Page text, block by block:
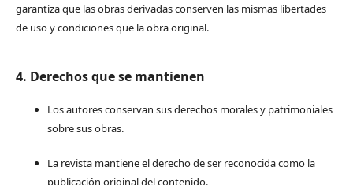
garantiza que las obras derivadas conserven las mismas libertades
de uso y condiciones que la obra original.
4. Derechos que se mantienen
Los autores conservan sus derechos morales y patrimoniales
sobre sus obras.
La revista mantiene el derecho de ser reconocida como la
publicación original del contenido.